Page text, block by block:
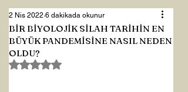
BİR BİYOLOJİK SİLAH TARİHİN EN
BÜYÜK PANDEMİSİNE NASIL NEDEN
OLDU?
2 Nis 2022 6 dakikada okunur
5 üzerinden NaN yıldız